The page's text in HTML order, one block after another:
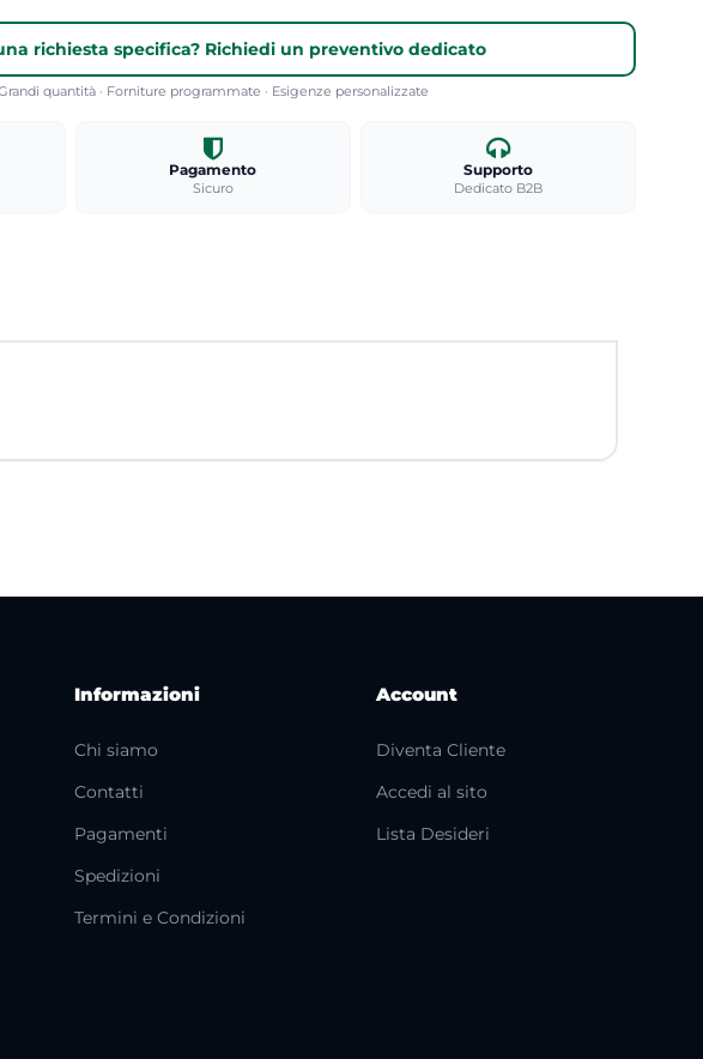
richiesta specifica? Richiedi un preventivo dedicato
quantità · Forniture programmate · Esigenze personalizzate
Pagamento
Sicuro
Supporto
Dedicato B2B
Informazioni
Chi siamo
Contatti
Pagamenti
Spedizioni
Termini e Condizioni
Account
Diventa Cliente
Accedi al sito
Lista Desideri